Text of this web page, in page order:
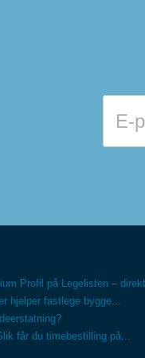
Profil på Legelisten –
hjelper fastlege bygge...
får du timebestilling på...